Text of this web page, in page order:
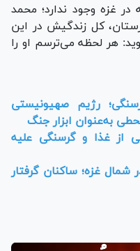
غزه وجود ندارد؛ محمد
کل زندگیش در این
هر لحظه می‌ترسم او را
رژیم صهیونیستی
به‌عنوان ابزار جنگ
از غذا و گرسنگی علیه
شمال غزه؛ ساکنان گرفتار